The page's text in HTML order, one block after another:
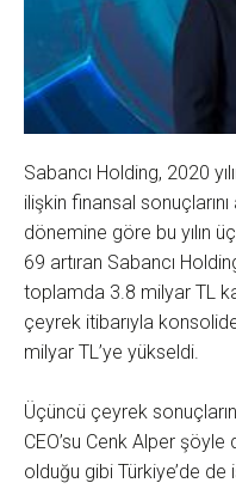
Sabancı Holding, 2020
ilişkin finansal sonuçlarını
dönemine göre bu yılın
69 artıran Sabancı
toplamda 3.8 milyar TL
çeyrek itibarıyla
milyar TL’ye yükseldi.
Üçüncü çeyrek
CEO’su Cenk Alper
olduğu gibi Türkiye’de